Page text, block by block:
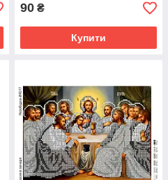
90 ₴
Купити